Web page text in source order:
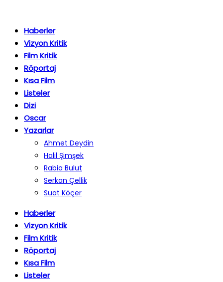
Haberler
Vizyon Kritik
Film Kritik
Röportaj
Kısa Film
Listeler
Dizi
Oscar
Yazarlar
Ahmet Deydin
Halil Şimşek
Rabia Bulut
Serkan Çellik
Suat Köçer
Haberler
Vizyon Kritik
Film Kritik
Röportaj
Kısa Film
Listeler